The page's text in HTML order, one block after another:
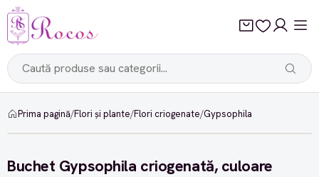
Prima pagină/Flori și plante/Flori criogenate/Gypsophila
Buchet Gypsophila criogenată, culoare